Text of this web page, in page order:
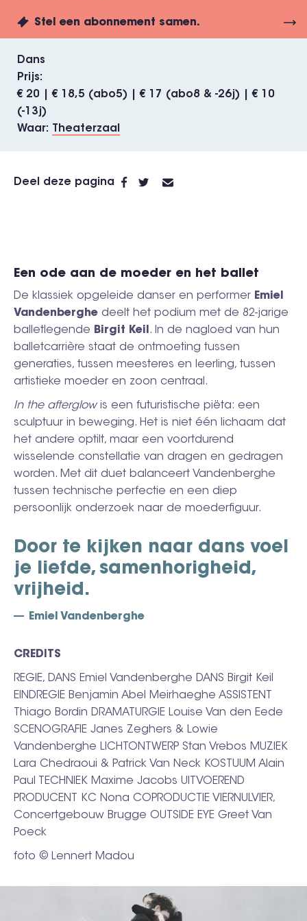
Stel een abonnement samen.
Dans
Prijs
€ 20 | € 18,5 (abo5) | € 17 (abo8 & -26j) | € 10
(-13j)
Waar
Theaterzaal
Deel deze pagina
Een ode aan de moeder en het ballet
De klassiek opgeleide danser en performer Emiel
Vandenberghe deelt het podium met de 82-jarige
balletlegende Birgit Keil . In de nagloed van hun
balletcarrière staat de ontmoeting tussen
generaties, tussen meesteres en leerling, tussen
artistieke moeder en zoon centraal.
In the afterglowis een futuristische piëta: een
sculptuur in beweging. Het is niet één lichaam dat
het andere optilt, maar een voortdurend
wisselende constellatie van dragen en gedragen
worden. Met dit duet balanceert Vandenberghe
tussen technische perfectie en een diep
persoonlijk onderzoek naar de moederfiguur.
Door te kijken naar dans voel
je liefde, samenhorigheid,
vrijheid.
Emiel Vandenberghe
CREDITS
REGIE, DANS Emiel Vandenberghe DANS Birgit Keil
EINDREGIE Benjamin Abel Meirhaeghe ASSISTENT
Thiago Bordin DRAMATURGIE Louise Van den Eede
SCENOGRAFIE Janes Zeghers & Lowie
Vandenberghe LICHTONTWERP Stan Vrebos MUZIEK
Lara Chedraoui & Patrick Van Neck KOSTUUM Alain
Paul TECHNIEK Maxime Jacobs UITVOEREND
PRODUCENT KC Nona COPRODUCTIE VIERNULVIER,
Concertgebouw Brugge OUTSIDE EYE Greet Van
Poeck
foto © Lennert Madou